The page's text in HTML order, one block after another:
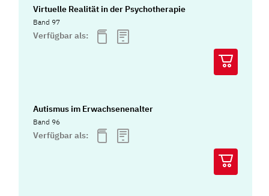
Virtuelle Realität in der Psychotherapie
Band 97
Verfügbar als:
Autismus im Erwachsenenalter
Band 96
Verfügbar als: